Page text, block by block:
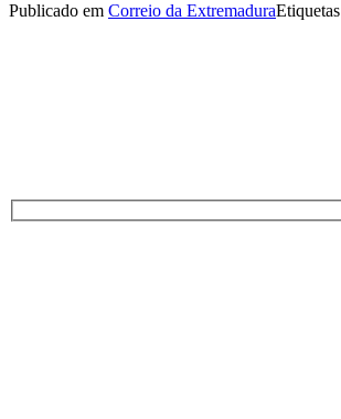
Publicado em Correio da ExtremaduraEtiquetas